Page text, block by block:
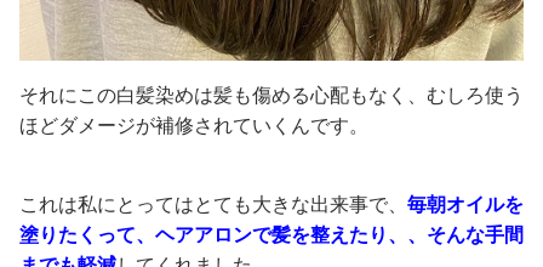
それにこの白髪染めは髪も傷める心配もなく、むしろ使う
ほどダメージが補修されていくんです。
これは私にとってはとても大きな出来事で、 毎朝オイルを
塗りたくって、ヘアアロンで髪を整えたり、、そんな手間